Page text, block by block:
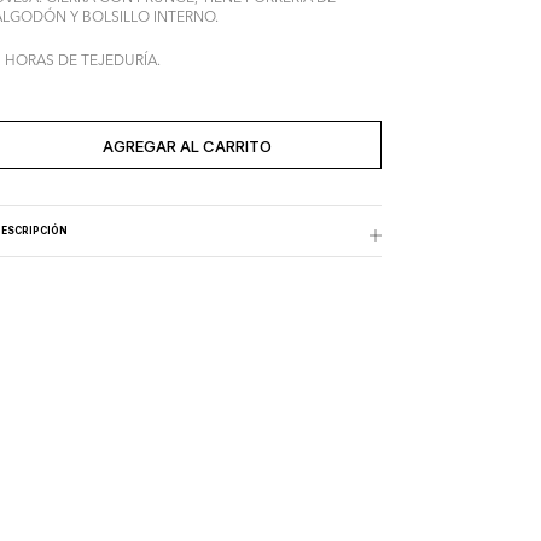
Y BOLSILLO INTERNO.
HORAS DE TEJEDURÍA.
AGREGAR AL CARRITO
AGREGADO AL CARRITO